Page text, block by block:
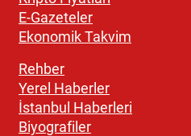
E-Gazeteler
Ekonomik Takvim
Rehber
Yerel Haberler
İstanbul Haberleri
Biyografiler